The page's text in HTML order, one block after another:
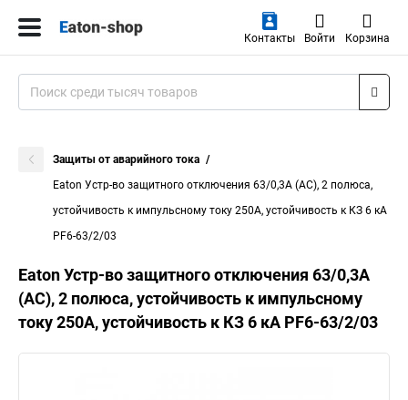
Контакты Войти Корзина
Защиты от аварийного тока
Eaton Устр-во защитного отключения 63/0,3А (АС), 2 полюса,
устойчивость к импульсному току 250А, устойчивость к КЗ 6 кА
PF6-63/2/03
Eaton Устр-во защитного отключения 63/0,3А
(АС), 2 полюса, устойчивость к импульсному
току 250А, устойчивость к КЗ 6 кА PF6-63/2/03